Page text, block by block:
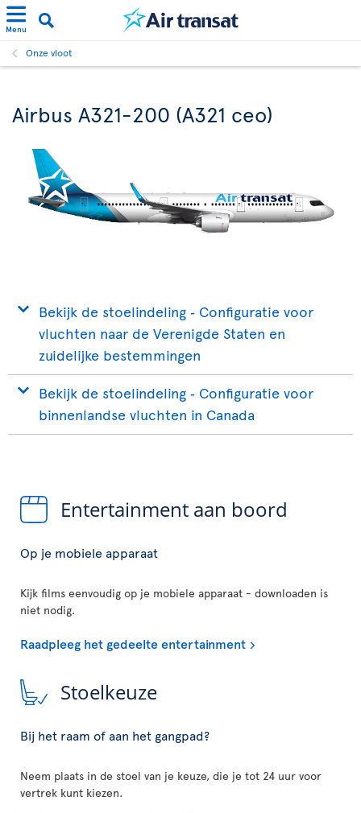
Menu
Onze vloot
Airbus A321-200 (A321 ceo)
Bekijk de stoelindeling ‐ Configuratie voor
vluchten naar de Verenigde Staten en
zuidelijke bestemmingen
Bekijk de stoelindeling ‐ Configuratie voor
binnenlandse vluchten in Canada
Entertainment aan boord
Op je mobiele apparaat
Kijk films eenvoudig op je mobiele apparaat - downloaden is
niet nodig.
Raadpleeg het gedeelte entertainment
Stoelkeuze
Bij het raam of aan het gangpad?
Neem plaats in de stoel van je keuze, die je tot 24 uur voor
vertrek kunt kiezen.